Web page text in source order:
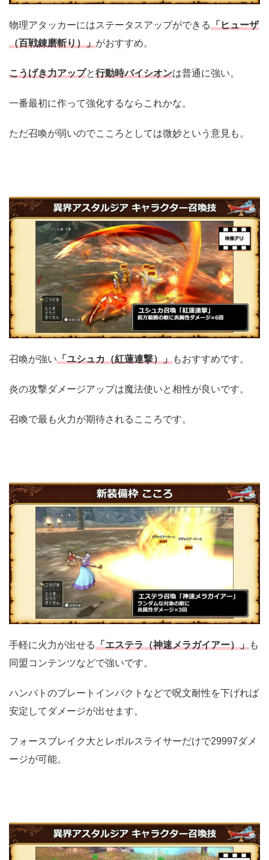
物理アタッカーにはステータスアップができる「ヒューザ
（百戦錬磨斬り）」がおすすめ。
こうげき力アップと行動時バイシオンは普通に強い。
一番最初に作って強化するならこれかな。
ただ召喚が弱いのでこころとしては微妙という意見も。
召喚が強い「ユシュカ（紅蓮連撃）」もおすすめです。
炎の攻撃ダメージアップは魔法使いと相性が良いです。
召喚で最も火力が期待されるこころです。
手軽に火力が出せる「エステラ（神速メラガイアー）」も
同盟コンテンツなどで強いです。
ハンバトのプレートインパクトなどで呪文耐性を下げれば
安定してダメージが出せます。
フォースブレイク大とレボルスライサーだけで29997ダメ
ージが可能。